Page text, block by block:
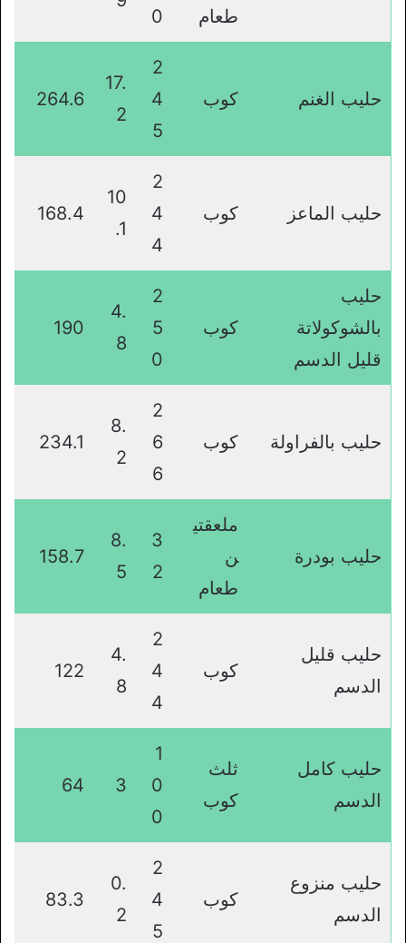
طعام
0
حليب الغنم كوب
2
4
5
17.
2
264.6
حليب الماعز كوب
2
4
4
10
.1
168.4
حليب
بالشوكولاتة
قليل الدسم
كوب
2
5
0
4.
8
190
حليب بالفراولة كوب
2
6
6
8.
2
234.1
حليب بودرة
ملعقتي
ن
طعام
3
2
8.
5
158.7
حليب قليل
الدسم
كوب
2
4
4
4.
8
122
حليب كامل
الدسم
ثلث
كوب
1
0
0
3
64
حليب منزوع
الدسم
كوب
2
4
5
0.
2
83.3